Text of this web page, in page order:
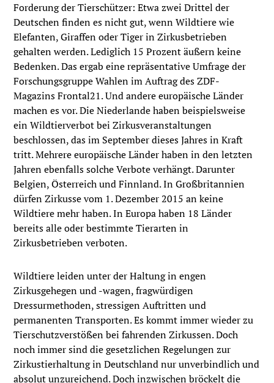
Forderung der Tierschützer: Etwa zwei Drittel der
Deutschen finden es nicht gut, wenn Wildtiere wie
Elefanten, Giraffen oder Tiger in Zirkusbetrieben
gehalten werden. Lediglich 15 Prozent äußern keine
Bedenken. Das ergab eine repräsentative Umfrage der
Forschungsgruppe Wahlen im Auftrag des ZDF-
Magazins Frontal21. Und andere europäische Länder
machen es vor. Die Niederlande haben beispielsweise
ein Wildtierverbot bei Zirkusveranstaltungen
beschlossen, das im September dieses Jahres in Kraft
tritt. Mehrere europäische Länder haben in den letzten
Jahren ebenfalls solche Verbote verhängt. Darunter
Belgien, Österreich und Finnland. In Großbritannien
dürfen Zirkusse vom 1. Dezember 2015 an keine
Wildtiere mehr haben. In Europa haben 18 Länder
bereits alle oder bestimmte Tierarten in
Zirkusbetrieben verboten.
Wildtiere leiden unter der Haltung in engen
Zirkusgehegen und -wagen, fragwürdigen
Dressurmethoden, stressigen Auftritten und
permanenten Transporten. Es kommt immer wieder zu
Tierschutzverstößen bei fahrenden Zirkussen. Doch
noch immer sind die gesetzlichen Regelungen zur
Zirkustierhaltung in Deutschland nur unverbindlich und
absolut unzureichend. Doch inzwischen bröckelt die